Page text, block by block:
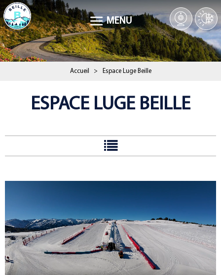
MENU
Accueil > Espace Luge Beille
ESPACE LUGE BEILLE